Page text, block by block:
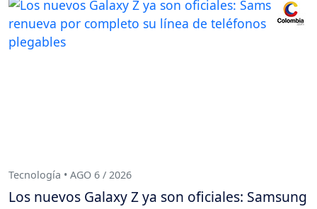
Tecnología • AGO 6 / 2026
Los nuevos Galaxy Z ya son oficiales: Samsung